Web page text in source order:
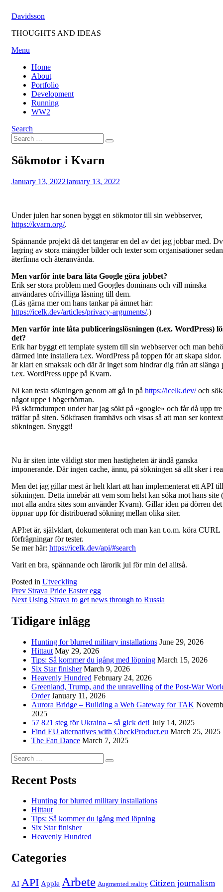
Davidsson
THOUGHTS AND IDEAS
Menu
Home
About
Portfolio
Development
Running
WW2
Search
Search
for:
Search
Sökmotor i Kvarn
byFredrik
Posted
January 13, 2022January 13, 2022
Under julen har sonen byggt en sökmotor till sin webbserver,
https://kvarn.org/.
Spännande projekt då det tangerar en del av det jag jobbar med.
lagring av stora mängder bilder och texter som organisationer
återfinna och återanvända.
Men varför inte bara låta Google göra jobbet?
Erik ser stora problem med Googles dominans och vill minska
användares ofrivilliga låsning till dem.
(Läs gärna mer om hans tankar på ämnet här:
https://icelk.dev/articles/privacy-arguments/.)
Men varför inte låta publiceringslösningen (t.ex. WordPress)
det?
Erik har byggt ett template system till sin webbserver och man
därmed inte installera t.ex. WordPress på toppen för att skapa
är klart en smaksak och där är inget som hindrar dig från att slänga
t.ex. WordPress uppe på Kvarn.
Ni kan testa sökningen genom att gå in på https://icelk.dev/och
något uppe i högerhörnan.
På skärmdumpen under har jag sökt på «google» och får då upp tre
träffar på siten. Sökfrasen framhävs och visas så att man ser
sökningen. Snyggt!
Nu är siten inte väldigt stor men hastigheten är ändå ganska
imponerande. Där ingen cache, ännu, på sökningen så allt sker i
Men det jag gillar mest är helt klart att han implementerat ett API till
sökningen. Detta innebär att vem som helst kan söka mot hans site
mot alla andra sites som använder Kvarn). Gillar iden på dörren det
öppnar upp för distribuerad sökning mellan olika siter.
API:et är, självklart, dokumenterat och man kan t.o.m. köra CURL
förfrågningar för tester.
Se mer här: https://icelk.dev/api/#search
Varit en bra, spännande och lärorik jul för min del alltså.
Posted in Utveckling
Post
navigation
Prev Strava Pride Easter egg
Next Using Strava to get news through to Russia
Tidigare inlägg
Hunting for blurred military installations June 29, 2026
Hittaut May 29, 2026
Tips: Så kommer du igång med löpning March 15, 2026
Six Star finisher March 9, 2026
Heavenly Hundred February 24, 2026
Greenland, Trump, and the unravelling of the Post-War
Order January 11, 2026
Aurora Bridge – Building a Web Gateway for TAK
2025
57 821 steg för Ukraina – så gick det! July 14, 2025
Find EU alternatives with CheckProduct.eu March 25, 2025
The Fan Dance March 7, 2025
Search
for:
Search
Recent Posts
Hunting for blurred military installations
Hittaut
Tips: Så kommer du igång med löpning
Six Star finisher
Heavenly Hundred
Categories
AI API Apple Arbete Augmented reality Citizen journalism